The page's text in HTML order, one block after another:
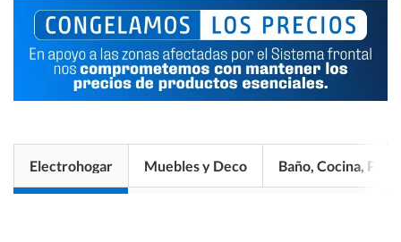
Electrohogar Muebles y Deco Baño, Cocina, Pisos